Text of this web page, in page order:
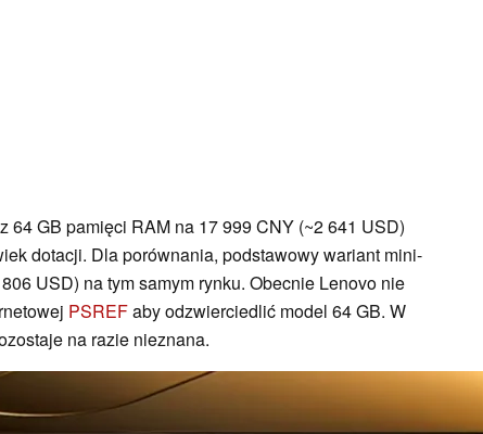
64 GB pamięci RAM na 17 999 CNY (~2 641 USD)
dotacji. Dla porównania, podstawowy wariant mini-
USD) na tym samym rynku. Obecnie Lenovo nie
PSREFaby odzwierciedlić model 64 GB. W
na razie nieznana.